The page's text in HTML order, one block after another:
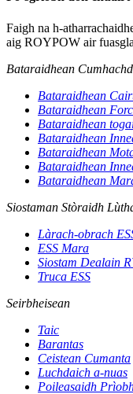
Faigh na h-
aig ROYPOW air
Bataraidhean
Bataraidhean
Bataraidhean
Bataraidhean
Bataraidhean
Bataraidhean
Bataraidhean
Bataraidhean
Siostaman Stòraidh
Làrach-obrach
ESS Mara
Siostam Dealain
Truca ESS
Seirbheisean
Taic
Barantas
Ceistean Cumanta
Luchdaich a-nuas
Poileasaidh